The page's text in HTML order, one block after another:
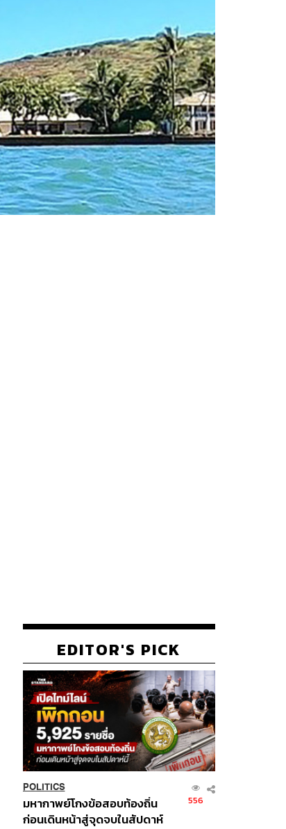
EDITOR'S PICK
POLITICS
มหากาพย์โกงข้อสอบท้องถิ่น
ก่อนเดินหน้าสู่จุดจบในสัปดาห์
556